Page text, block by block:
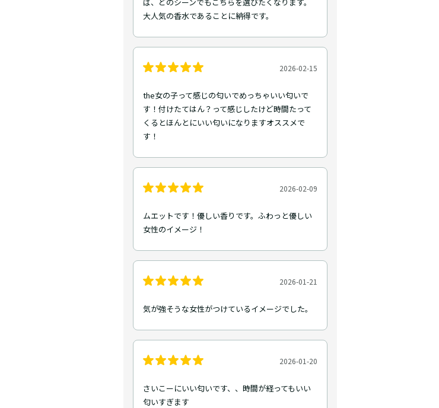
大人気の香水であることに納得です。
2026-02-15
the女の子って感じの匂いでめっちゃいい匂いで
す！付けたてはん？って感じしたけど時間たって
くるとほんとにいい匂いになりますオススメで
す！
2026-02-09
ムエットです！優しい香りです。ふわっと優しい
女性のイメージ！
2026-01-21
気が強そうな女性がつけているイメージでした。
2026-01-20
さいこーにいい匂いです、、時間が経ってもいい
匂いすぎます